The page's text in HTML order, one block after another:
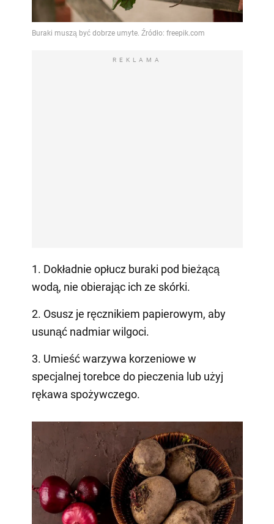
REKLAMA
1. Dokładnie opłucz buraki pod bieżącą
wodą, nie obierając ich ze skórki.
2. Osusz je ręcznikiem papierowym, aby
usunąć nadmiar wilgoci.
3. Umieść warzywa korzeniowe w
specjalnej torebce do pieczenia lub użyj
rękawa spożywczego.